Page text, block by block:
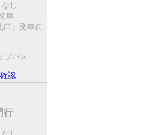
し
車
口」発車前
プバス
認
行